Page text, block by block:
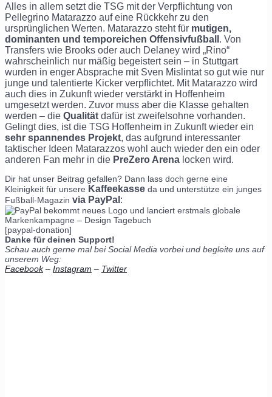
Alles in allem setzt die TSG mit der Verpflichtung von
Pellegrino Matarazzo auf eine Rückkehr zu den
ursprünglichen Werten. Matarazzo steht für mutigen,
dominanten und temporeichen Offensivfußball . Von
Transfers wie Brooks oder auch Delaney wird „Rino“
wahrscheinlich nur mäßig begeistert sein – in Stuttgart
wurden in enger Absprache mit Sven Mislintat so gut wie nur
junge und talentierte Kicker verpflichtet. Mit Matarazzo wird
auch dies in Zukunft wieder verstärkt in Hoffenheim
umgesetzt werden. Zuvor muss aber die Klasse gehalten
werden – die Qualität dafür ist zweifelsohne vorhanden.
Gelingt dies, ist die TSG Hoffenheim in Zukunft wieder ein
sehr spannendes Projekt, das aufgrund interessanter
taktischer Ideen Matarazzos wohl auch wieder den ein oder
anderen Fan mehr in die PreZero Arena locken wird.
Dir hat unser Beitrag gefallen? Dann lass doch gerne eine
Kleinigkeit für unsere Kaffeekasse da und unterstütze ein junges
Fußball-Magazin via PayPal :
[paypal-donation]
Danke für deinen Support!
Schau auch gerne mal bei Social Media vorbei und begleite uns auf
unserem Weg:
Facebook– Instagram – Twitter